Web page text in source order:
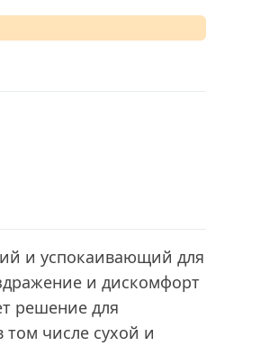
и успокаивающий для
и дискомфорт
решение для
числе сухой и